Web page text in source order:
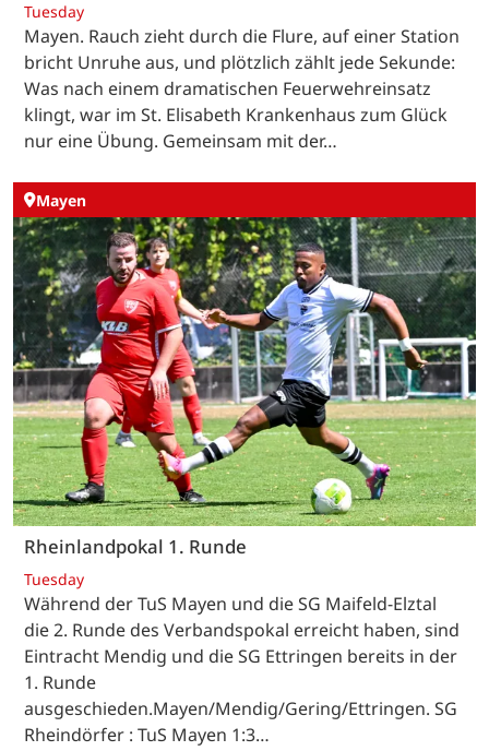
Tuesday
Mayen. Rauch zieht durch die Flure, auf einer Station
bricht Unruhe aus, und plötzlich zählt jede Sekunde:
Was nach einem dramatischen Feuerwehreinsatz
klingt, war im St. Elisabeth Krankenhaus zum Glück
nur eine Übung. Gemeinsam mit der…
Mayen
Rheinlandpokal 1. Runde
Tuesday
Während der TuS Mayen und die SG Maifeld-Elztal
die 2. Runde des Verbandspokal erreicht haben, sind
Eintracht Mendig und die SG Ettringen bereits in der
1. Runde
ausgeschieden.Mayen/Mendig/Gering/Ettringen. SG
Rheindörfer : TuS Mayen 1:3…